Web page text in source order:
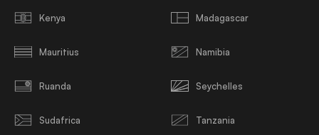
Kenya Madagascar
Mauritius Namibia
Ruanda Seychelles
Sudafrica Tanzania